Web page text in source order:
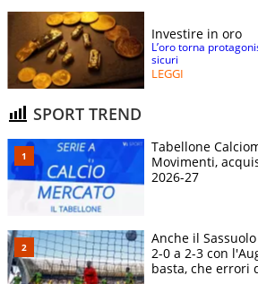
Investire in oro
L’oro torna
sicuri
LEGGI
SPORT TREND
Tabellone
Movimenti,
2026-27
Anche il
2-0 a 2-3 con
basta, che errori